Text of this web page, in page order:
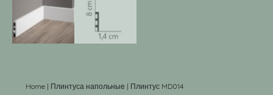
Home | Плинтуса напольные | Плинтус MD014